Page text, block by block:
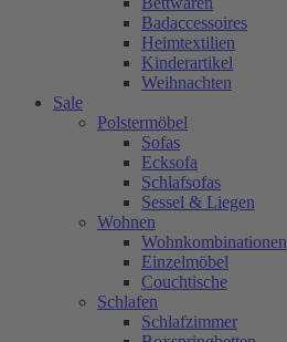
Badaccessoires
Heimtextilien
Kinderartikel
Weihnachten
Sale
Polstermöbel
Sofas
Ecksofa
Schlafsofas
Sessel & Liegen
Wohnen
Wohnkombinationen
Einzelmöbel
Couchtische
Schlafen
Schlafzimmer